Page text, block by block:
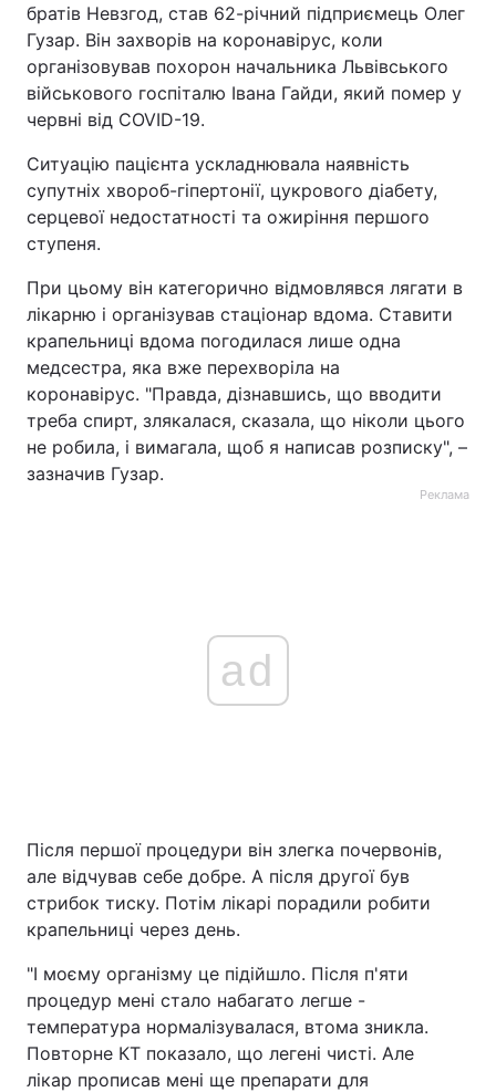
братів Невзгод, став 62-річний підприємець Олег
Гузар. Він захворів на коронавірус, коли
організовував похорон начальника Львівського
військового госпіталю Івана Гайди, який помер у
червні від COVID-19.
Ситуацію пацієнта ускладнювала наявність
супутніх хвороб-гіпертонії, цукрового діабету,
серцевої недостатності та ожиріння першого
ступеня.
При цьому він категорично відмовлявся лягати в
лікарню і організував стаціонар вдома. Ставити
крапельниці вдома погодилася лише одна
медсестра, яка вже перехворіла на
коронавірус. "Правда, дізнавшись, що вводити
треба спирт, злякалася, сказала, що ніколи цього
не робила, і вимагала, щоб я написав розписку", –
зазначив Гузар.
Реклама
ad
Після першої процедури він злегка почервонів,
але відчував себе добре. А після другої був
стрибок тиску. Потім лікарі порадили робити
крапельниці через день.
"І моєму організму це підійшло. Після п'яти
процедур мені стало набагато легше -
температура нормалізувалася, втома зникла.
Повторне КТ показало, що легені чисті. Але
лікар прописав мені ще препарати для